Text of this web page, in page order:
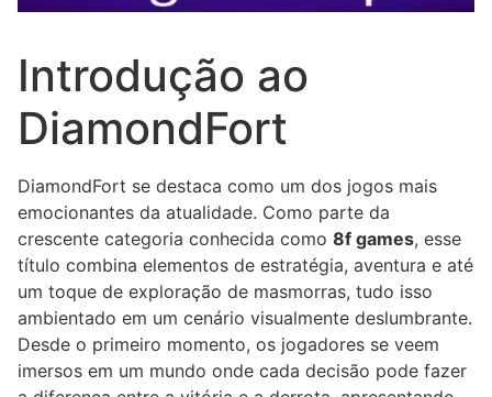
Introdução ao
DiamondFort
DiamondFort se destaca como um dos jogos mais
emocionantes da atualidade. Como parte da
crescente categoria conhecida como 8f games, esse
título combina elementos de estratégia, aventura e até
um toque de exploração de masmorras, tudo isso
ambientado em um cenário visualmente deslumbrante.
Desde o primeiro momento, os jogadores se veem
imersos em um mundo onde cada decisão pode fazer